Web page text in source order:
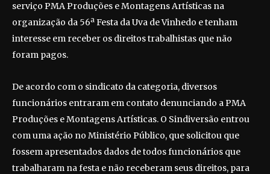
serviço PMA Produções e Montagens Artísticas na
organização da 56ª Festa da Uva de Vinhedo e tenham
interesse em receber os direitos trabalhistas que não
foram pagos.
De acordo com o sindicato da categoria, diversos
funcionários entraram em contato denunciando a PMA
Produções e Montagens Artísticas. O Sindiversão entrou
com uma ação no Ministério Público, que solicitou que
fossem apresentados dados de todos funcionários que
trabalharam na festa e não receberam seus direitos, para